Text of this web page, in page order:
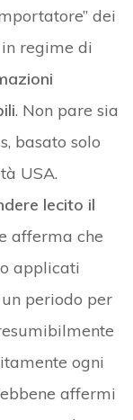
dei
regime di
. Non pare sia
basato solo
USA.
lecito il
afferma che
applicati
periodo per
ogni
affermi